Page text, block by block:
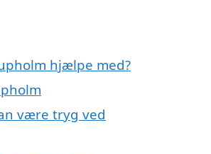
hjælpe med?
være tryg ved